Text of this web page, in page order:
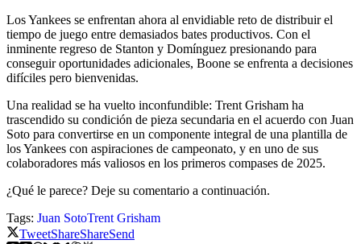
Los Yankees se enfrentan ahora al envidiable reto de distribuir el
tiempo de juego entre demasiados bates productivos. Con el
inminente regreso de Stanton y Domínguez presionando para
conseguir oportunidades adicionales, Boone se enfrenta a decisiones
difíciles pero bienvenidas.
Una realidad se ha vuelto inconfundible: Trent Grisham ha
trascendido su condición de pieza secundaria en el acuerdo con Juan
Soto para convertirse en un componente integral de una plantilla de
los Yankees con aspiraciones de campeonato, y en uno de sus
colaboradores más valiosos en los primeros compases de 2025.
¿Qué le parece? Deje su comentario a continuación.
Tags: Juan SotoTrent Grisham
TweetShareShareSend